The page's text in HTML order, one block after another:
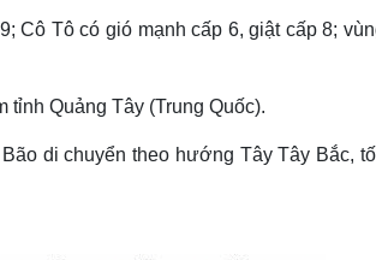
Tư vấn
Vì
Giải trí
Nghệ sĩ
Thời trang
Tư vấn
Săn
Cô Tô có gió mạnh cấp 6, giật cấp 8;
tỉnh Quảng Tây (Trung Quốc).
di chuyển theo hướng Tây Tây Bắc,